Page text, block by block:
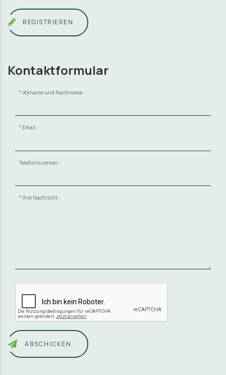
REGISTRIEREN
Kontaktformular
Vorname und Nachname:
Email :
Telefonnummer::
Ihre Nachricht::
ABSCHICKEN